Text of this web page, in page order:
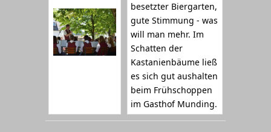
besetzter Biergarten,
gute Stimmung - was
will man mehr. Im
Schatten der
Kastanienbäume ließ
es sich gut aushalten
beim Frühschoppen
im Gasthof Munding.